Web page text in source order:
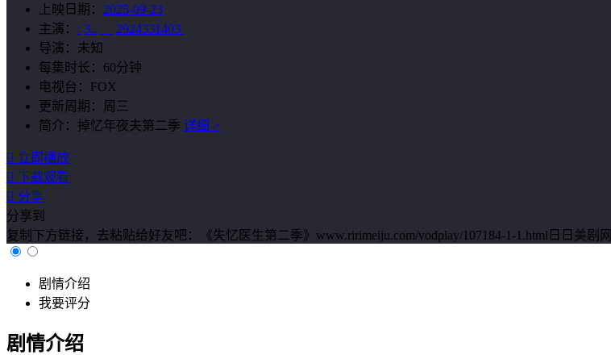
上映日期： 2025-09-23
主演： : 3..
2924331403.
导演： 未知
每集时长： 60分钟
电视台： FOX
更新周期：
周三
简介： 掉忆年夜夫第二季 详细 >
 立即播放
 下载观看
 分享
分享到
复制下方链接，去粘贴给好友吧：
《失忆医生第二季》www.ririmeiju.com/vodplay/107184-1-1.html日日美剧网
剧情介绍
我要评分
剧情介绍